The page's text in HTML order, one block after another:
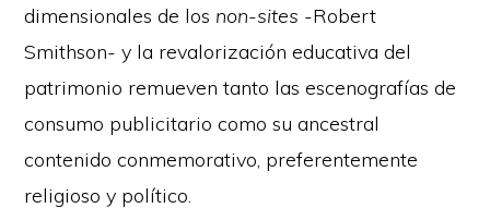
dimensionales de los non-sites -Robert
Smithson- y la revalorización educativa del
patrimonio remueven tanto las escenografías de
consumo publicitario como su ancestral
contenido conmemorativo, preferentemente
religioso y político.